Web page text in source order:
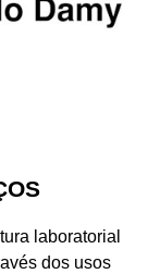
laboratorial
dos usos